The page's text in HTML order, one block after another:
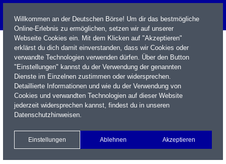
Name / WKN / ISIN / Kürzel
Xetra Realtime
Watchlist Portfolio Login
Willkommen an der Deutschen Börse! Um dir das bestmögliche
Online-Erlebnis zu ermöglichen, setzen wir auf unserer
Webseite Cookies ein. Mit dem Klicken auf "Akzeptieren"
erklärst du dich damit einverstanden, dass wir Cookies oder
verwandte Technologien verwenden dürfen. Über den Button
"Einstellungen" kannst du der Verwendung der genannten
Dienste im Einzelnen zustimmen oder widersprechen.
Detaillierte Informationen und wie du der Verwendung von
Cookies und verwandten Technologien auf dieser Website
jederzeit widersprechen kannst, findest du in unseren
Datenschutzhinweisen.
Einstellungen Ablehnen Akzeptieren